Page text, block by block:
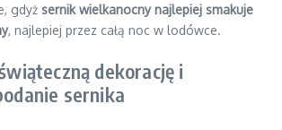
gdyż sernik wielkanocny najlepiej smakuje
, najlepiej przez całą noc w lodówce.
dekorację i
sernika